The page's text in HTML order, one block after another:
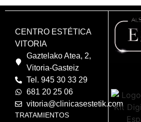
CENTRO ESTÉTICA
VITORIA
Gaztelako Atea, 2,
Vitoria-Gasteiz
Tel. 945 30 33 29
681 20 25 06
vitoria@clinicasestetik.com
TRATAMIENTOS